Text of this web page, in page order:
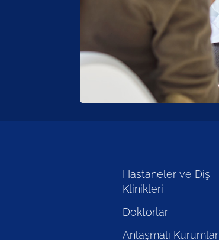
Hastaneler ve Diş
Klinikleri
Doktorlar
Anlaşmalı Kurumlar